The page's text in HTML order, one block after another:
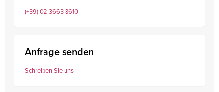
(+39) 02 3663 8610
Anfrage senden
Schreiben Sie uns